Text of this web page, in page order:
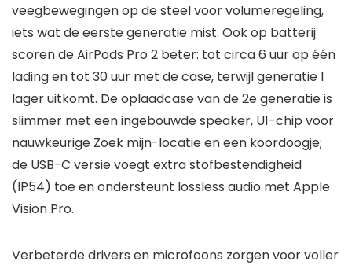
veegbewegingen op de steel voor volumeregeling,
iets wat de eerste generatie mist. Ook op batterij
scoren de AirPods Pro 2 beter: tot circa 6 uur op één
lading en tot 30 uur met de case, terwijl generatie 1
lager uitkomt. De oplaadcase van de 2e generatie is
slimmer met een ingebouwde speaker, U1-chip voor
nauwkeurige Zoek mijn-locatie en een koordoogje;
de USB-C versie voegt extra stofbestendigheid
(IP54) toe en ondersteunt lossless audio met Apple
Vision Pro.
Verbeterde drivers en microfoons zorgen voor voller